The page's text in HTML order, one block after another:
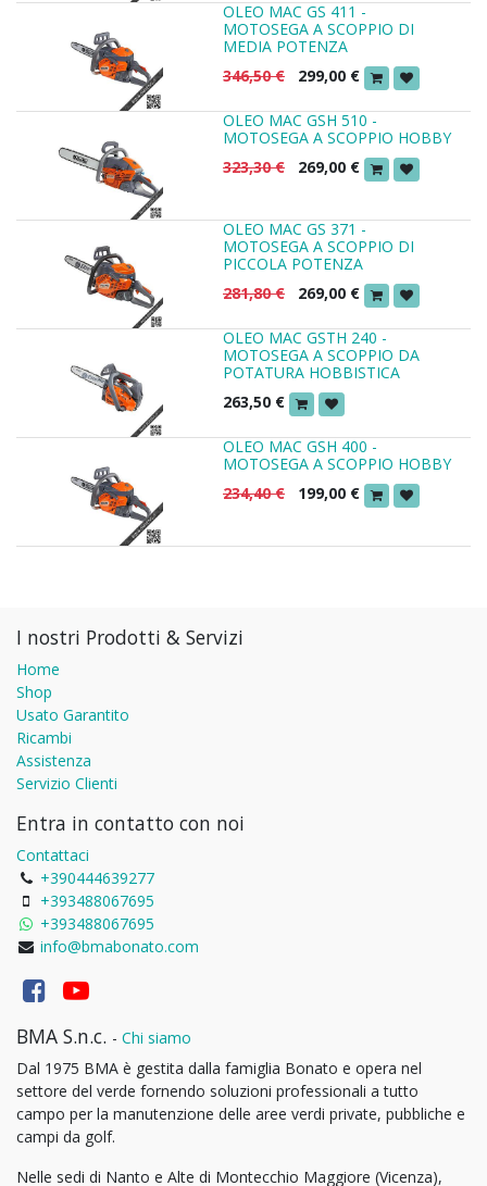
OLEO MAC GS 411 -
MOTOSEGA A SCOPPIO DI
MEDIA POTENZA
346,50€ 299,00 €
OLEO MAC GSH 510 -
MOTOSEGA A SCOPPIO HOBBY
323,30€ 269,00 €
OLEO MAC GS 371 -
MOTOSEGA A SCOPPIO DI
PICCOLA POTENZA
281,80€ 269,00 €
OLEO MAC GSTH 240 -
MOTOSEGA A SCOPPIO DA
POTATURA HOBBISTICA
263,50 €
OLEO MAC GSH 400 -
MOTOSEGA A SCOPPIO HOBBY
234,40€ 199,00 €
I nostri Prodotti & Servizi
Home
Shop
Usato Garantito
Ricambi
Assistenza
Servizio Clienti
Entra in contatto con noi
Contattaci
+390444639277
+393488067695
+393488067695
info@bmabonato.com
BMA S.n.c. - Chi siamo
Dal 1975 BMA è gestita dalla famiglia Bonato e opera nel
settore del verde fornendo soluzioni professionali a tutto
campo per la manutenzione delle aree verdi private, pubbliche e
campi da golf.
Nelle sedi di Nanto e Alte di Montecchio Maggiore (Vicenza),